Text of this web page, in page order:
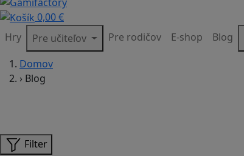
0,00 €
Hry
Pre učiteľov Pre rodičov E-shop Blog
Domov
› Blog
Filter